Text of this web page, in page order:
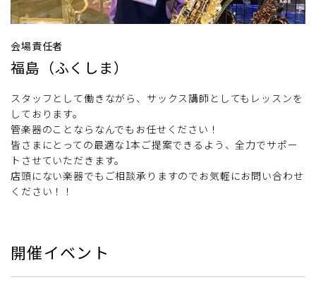
会場責任者
福島（ふくしま）
スタッフとして働きながら、サックス講師としてもレッスンを
しております。
管楽器のことならなんでもお任せください！
皆さまにとっての最適な1本ご提案できるよう、全力でサポー
トさせていただきます。
店頭にない楽器でもご相談承りますのでお気軽にお問い合わせ
ください！！
開催イベント